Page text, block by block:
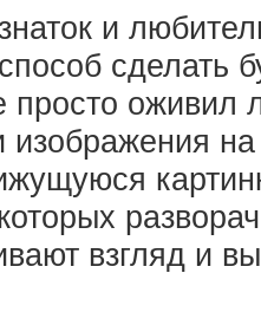
и
сделать
оживил
изображения
взгляд и